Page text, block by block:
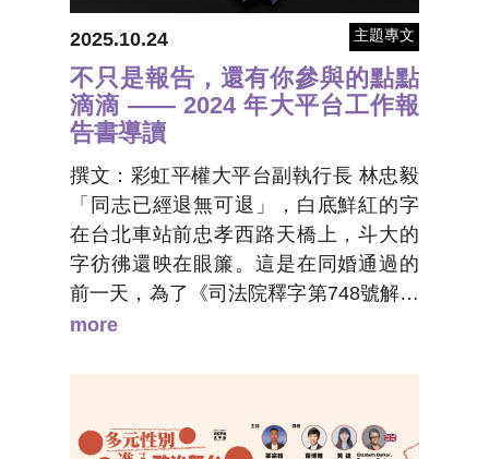
2025.10.24 主題專文
不只是報告，還有你參與的點點
滴滴 —— 2024 年大平台工作報
告書導讀
撰文：彩虹平權大平台副執行長 林忠毅
「同志已經退無可退」，白底鮮紅的字
在台北車站前忠孝西路天橋上，斗大的
字彷彿還映在眼簾。這是在同婚通過的
前一天，為了《司法院釋字第748號解釋
施行法》三讀表決前做的快閃行動之
more